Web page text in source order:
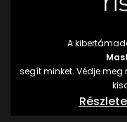
A
segít minket. Védje